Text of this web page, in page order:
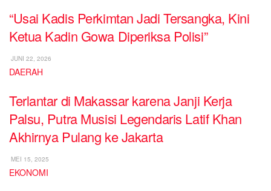
“Usai Kadis Perkimtan Jadi Tersangka, Kini
Ketua Kadin Gowa Diperiksa Polisi”
JUNI 22, 2026
DAERAH
Terlantar di Makassar karena Janji Kerja
Palsu, Putra Musisi Legendaris Latif Khan
Akhirnya Pulang ke Jakarta
MEI 15, 2025
EKONOMI